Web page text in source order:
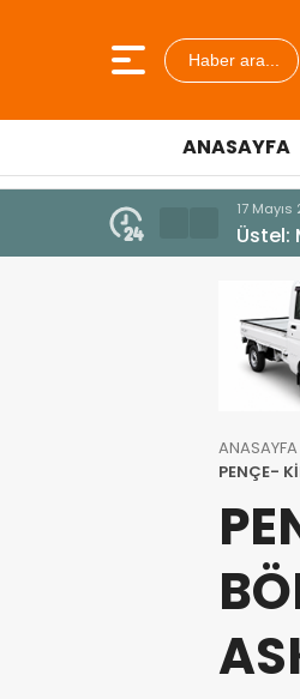
Haber ara...
ANASAYFA
10
ANASAYFA
PENÇE-